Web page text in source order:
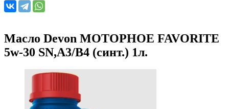
Масло Devon МОТОРНОЕ FAVORITE
5w-30 SN,A3/B4 (синт.) 1л.